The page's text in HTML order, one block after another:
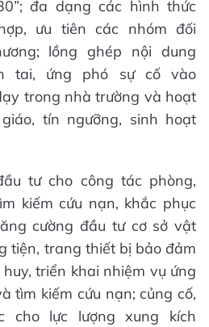
đa dạng các hình thức
ưu tiên các nhóm đối
lồng ghép nội dung
tai, ứng phó sự cố vào
trong nhà trường và hoạt
tín ngưỡng, sinh hoạt
tư cho công tác phòng,
kiếm cứu nạn, khắc phục
cường đầu tư cơ sở vật
tiện, trang thiết bị bảo đảm
triển khai nhiệm vụ ứng
tìm kiếm cứu nạn; củng cố,
cho lực lượng xung kích